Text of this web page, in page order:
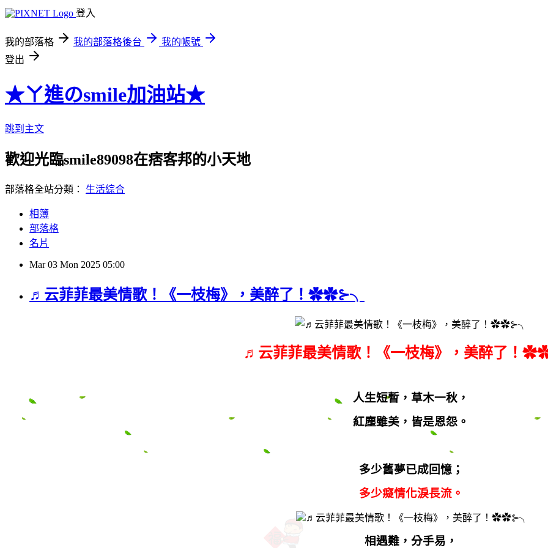
登入
我的部落格 我的部落格後台
我的帳號
登出
★ㄚ進のsmile加油站★
跳到主文
歡迎光臨smile89098在痞客邦的小天地
部落格全站分類： 生活綜合
相簿
部落格
名片
Mar 03 Mon 2025 05:00
♬云菲菲最美情歌！《一枝梅》，美醉了！✿✿⊱╮
♬云菲菲最美情歌！《一枝梅》，美醉了！
人生短暫，草木一秋，
紅塵雖美，皆是恩怨。
多少舊夢已成回憶；
多少癡情化淚長流。
相遇難，分手易，